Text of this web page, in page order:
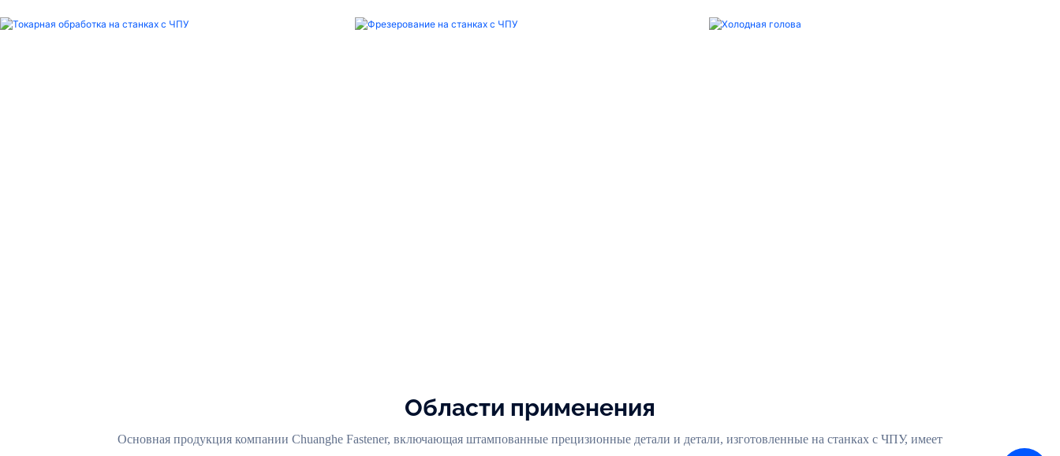
Области применения
Основная продукция компании Chuanghe Fastener, включающая штампованные прецизионные детали и детали, изготовленные на станках с ЧПУ, имеет